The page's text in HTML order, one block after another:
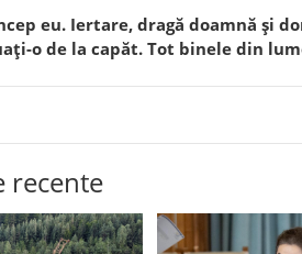
eu. Iertare, dragă doamnă și
o de la capăt. Tot binele din
recente